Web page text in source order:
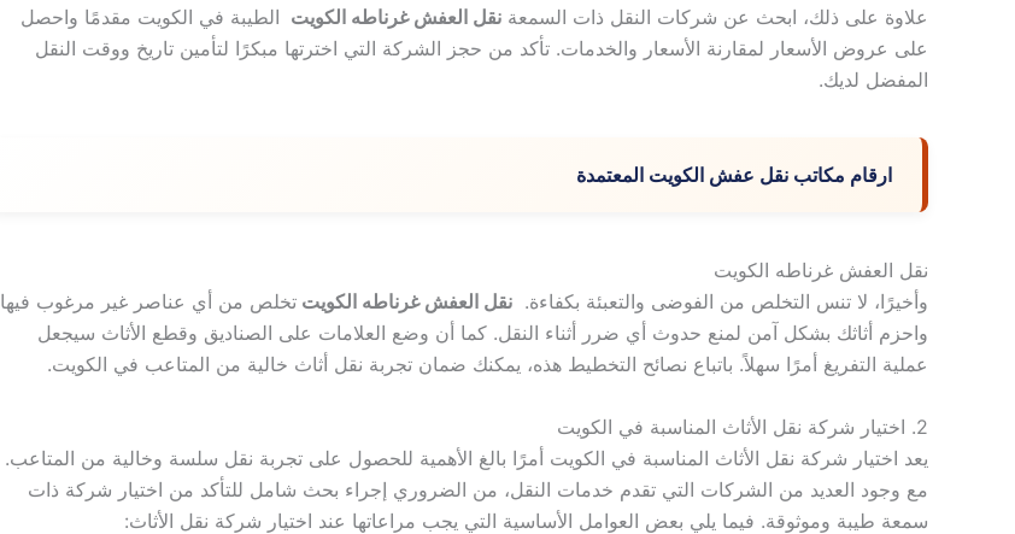
علاوة على ذلك، ابحث عن شركات النقل ذات السمعة نقل العفش غرناطه الكويت الطيبة في الكويت مقدمًا واحصل
على عروض الأسعار لمقارنة الأسعار والخدمات. تأكد من حجز الشركة التي اخترتها مبكرًا لتأمين تاريخ ووقت النقل
المفضل لديك.
ارقام مكاتب نقل عفش الكويت المعتمدة
نقل العفش غرناطه الكويت
وأخيرًا، لا تنس التخلص من الفوضى والتعبئة بكفاءة. نقل العفش غرناطه الكويت تخلص من أي عناصر غير مرغوب فيها
واحزم أثاثك بشكل آمن لمنع حدوث أي ضرر أثناء النقل. كما أن وضع العلامات على الصناديق وقطع الأثاث سيجعل
عملية التفريغ أمرًا سهلاً. باتباع نصائح التخطيط هذه، يمكنك ضمان تجربة نقل أثاث خالية من المتاعب في الكويت.
2. اختيار شركة نقل الأثاث المناسبة في الكويت
يعد اختيار شركة نقل الأثاث المناسبة في الكويت أمرًا بالغ الأهمية للحصول على تجربة نقل سلسة وخالية من المتاعب.
مع وجود العديد من الشركات التي تقدم خدمات النقل، من الضروري إجراء بحث شامل للتأكد من اختيار شركة ذات
سمعة طيبة وموثوقة. فيما يلي بعض العوامل الأساسية التي يجب مراعاتها عند اختيار شركة نقل الأثاث: